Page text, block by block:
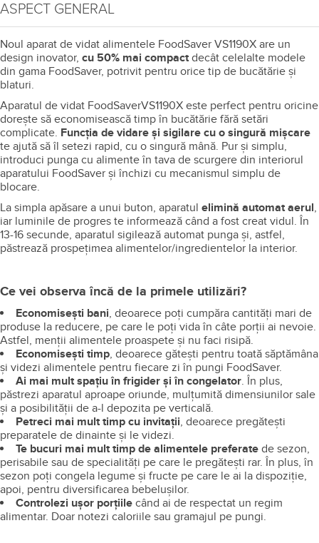
Livrare în 1-3 zile lucrătoare
Prețul include TVA 21%
Prețul NU include Transport 14,99 lei
Prețul NU include DEEE - 3,63 lei
Importator Oficial, produse 100% originale
• cod produs VS1190X-01
• Cu 50% mai compact
• Vidare umedă/Vidare uscată
• Funcție sigilare separată
• Sigilare 13-16 secunde
COMPARĂ CU ALTE PRODUSE
ASPECT GENERAL
Noul aparat de vidat alimentele FoodSaver VS1190X are un
blaturi.
Aparatul de vidat FoodSaverVS1190X este perfect pentru oricine
dorește să economisească timp în bucătărie fără setări
complicate.Funcția de vidare și sigilare cu o singură mișcare
te ajută să îl setezi rapid, cu o singură mână. Pur și simplu,
introduci punga cu alimente în tava de scurgere din interiorul
aparatului FoodSaver și închizi cu mecanismul simplu de
blocare.
La simpla apăsare a unui buton, aparatulelimină automat aerul
iar luminile de progres te informează când a fost creat vidul. În
13-16 secunde, aparatul sigilează automat punga și, astfel,
păstrează prospețimea alimentelor/ingredientelor la interior.
Ce vei observa încă de la primele utilizări?
Economisești bani , deoarece poți cumpăra cantități mari de